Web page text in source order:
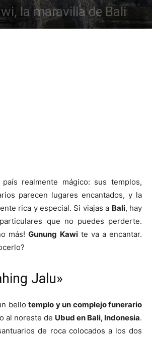
la maravilla de Bali
realmente mágico: sus templos,
parecen lugares encantados, y la
rica y especial. Si viajas a Bali, hay
que no puedes perderte.
más!Gunung Kawite va a encantar.
Jalu»
bellotemplo y un complejo funerario
al noreste de Ubud en Bali, Indonesia.
de roca colocados a los dos